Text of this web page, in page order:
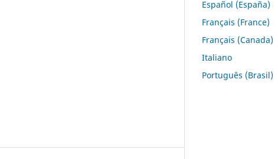
Español (España)
Français (France)
Français (Canada)
Italiano
Português (Brasil)